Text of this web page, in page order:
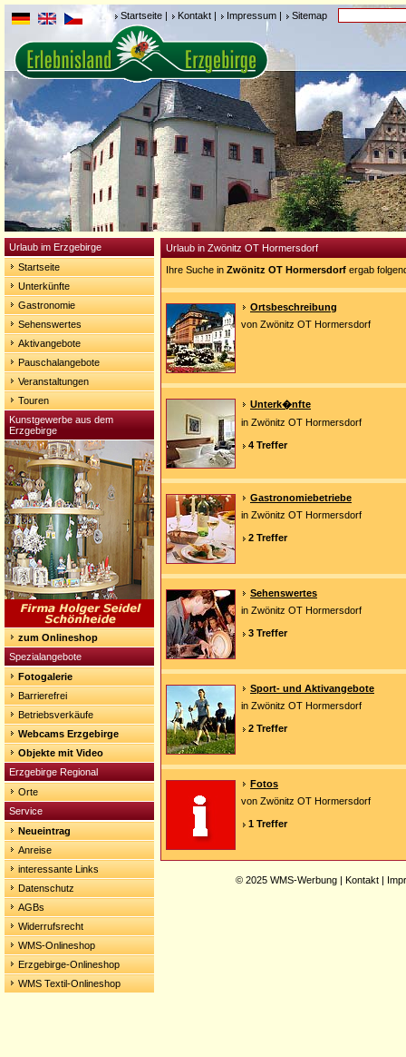
Startseite | Kontakt | Impressum | Sitemap
Urlaub im Erzgebirge
Startseite
Unterkünfte
Gastronomie
Sehenswertes
Aktivangebote
Pauschalangebote
Veranstaltungen
Touren
Kunstgewerbe aus dem
Erzgebirge
zum Onlineshop
Spezialangebote
Fotogalerie
Barrierefrei
Betriebsverkäufe
Webcams Erzgebirge
Objekte mit Video
Erzgebirge Regional
Orte
Service
Neueintrag
Anreise
interessante Links
Datenschutz
AGBs
Widerrufsrecht
WMS-Onlineshop
Erzgebirge-Onlineshop
WMS Textil-Onlineshop
Urlaub in Zwönitz OT Hormersdorf
Ihre Suche in Zwönitz OT Hormersdorf ergab
Ortsbeschreibung
von Zwönitz OT Hormersdorf
Unterk�nfte
in Zwönitz OT Hormersdorf
4 Treffer
Gastronomiebetriebe
in Zwönitz OT Hormersdorf
2 Treffer
Sehenswertes
in Zwönitz OT Hormersdorf
3 Treffer
Sport- und Aktivangebote
in Zwönitz OT Hormersdorf
2 Treffer
Fotos
von Zwönitz OT Hormersdorf
1 Treffer
© 2025 WMS-Werbung | Kontakt |